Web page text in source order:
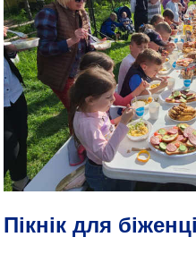
Пікнік для